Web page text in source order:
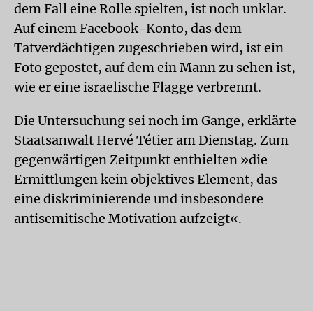
dem Fall eine Rolle spielten, ist noch unklar.
Auf einem Facebook-Konto, das dem
Tatverdächtigen zugeschrieben wird, ist ein
Foto gepostet, auf dem ein Mann zu sehen ist,
wie er eine israelische Flagge verbrennt.
Die Untersuchung sei noch im Gange, erklärte
Staatsanwalt Hervé Tétier am Dienstag. Zum
gegenwärtigen Zeitpunkt enthielten »die
Ermittlungen kein objektives Element, das
eine diskriminierende und insbesondere
antisemitische Motivation aufzeigt«.